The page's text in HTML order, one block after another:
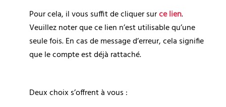
Pour cela, il vous suffit de cliquer sur ce lien.
Veuillez noter que ce lien n’est utilisable qu’une
seule fois. En cas de message d’erreur, cela signifie
que le compte est déjà rattaché.
Deux choix s’offrent à vous :